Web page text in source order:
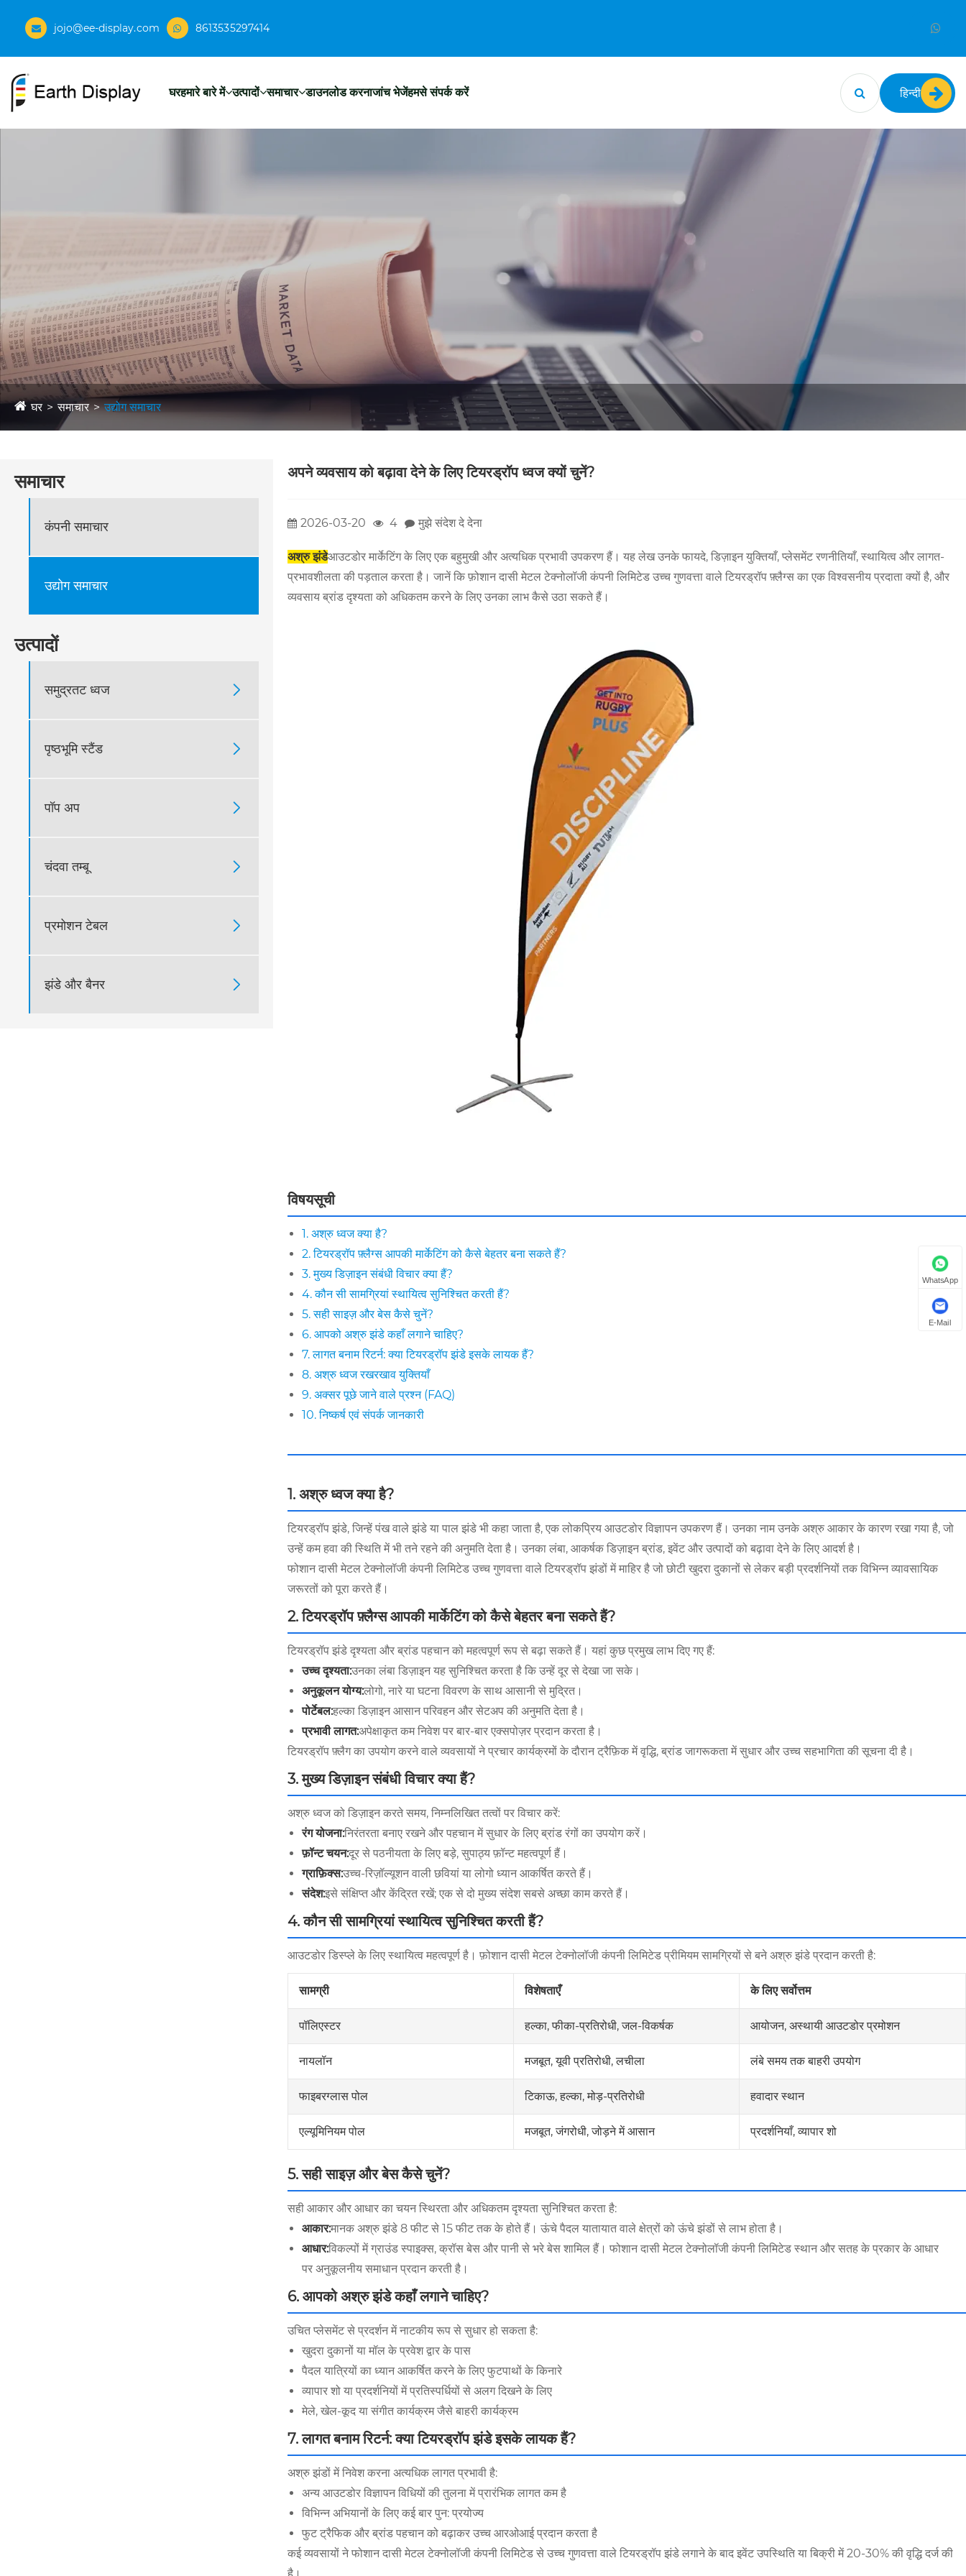
jojo@ee-display.com 8613535297414
घरहमारे बारे में उत्पादों समाचार डाउनलोड करनाजांच भेजेंहमसे संपर्क करें हिन्दी
घर समाचार उद्योग समाचार
समाचार
कंपनी समाचार
उद्योग समाचार
उत्पादों
समुद्रतट ध्वज 
पृष्ठभूमि स्टैंड 
पॉप अप 
चंदवा तम्बू 
प्रमोशन टेबल 
झंडे और बैनर 
अपने व्यवसाय को बढ़ावा देने के लिए टियरड्रॉप ध्वज क्यों चुनें?
2026-03-20 4 मुझे संदेश दे देना
अश्रु झंडेआउटडोर मार्केटिंग के लिए एक बहुमुखी और अत्यधिक प्रभावी उपकरण हैं। यह लेख उनके फायदे, डिज़ाइन युक्तियाँ, प्लेसमेंट रणनीतियाँ, स्थायित्व और लागत-
प्रभावशीलता की पड़ताल करता है। जानें कि फ़ोशान दासी मेटल टेक्नोलॉजी कंपनी लिमिटेड उच्च गुणवत्ता वाले टियरड्रॉप फ़्लैग्स का एक विश्वसनीय प्रदाता क्यों है, और
व्यवसाय ब्रांड दृश्यता को अधिकतम करने के लिए उनका लाभ कैसे उठा सकते हैं।
विषयसूची
1. अश्रु ध्वज क्या है?
2. टियरड्रॉप फ़्लैग्स आपकी मार्केटिंग को कैसे बेहतर बना सकते हैं?
3. मुख्य डिज़ाइन संबंधी विचार क्या हैं?
4. कौन सी सामग्रियां स्थायित्व सुनिश्चित करती हैं?
5. सही साइज़ और बेस कैसे चुनें?
6. आपको अश्रु झंडे कहाँ लगाने चाहिए?
7. लागत बनाम रिटर्न: क्या टियरड्रॉप झंडे इसके लायक हैं?
8. अश्रु ध्वज रखरखाव युक्तियाँ
9. अक्सर पूछे जाने वाले प्रश्न (FAQ)
10. निष्कर्ष एवं संपर्क जानकारी
1. अश्रु ध्वज क्या है?
टियरड्रॉप झंडे, जिन्हें पंख वाले झंडे या पाल झंडे भी कहा जाता है, एक लोकप्रिय आउटडोर विज्ञापन उपकरण हैं। उनका नाम उनके अश्रु आकार के कारण रखा गया है, जो
उन्हें कम हवा की स्थिति में भी तने रहने की अनुमति देता है। उनका लंबा, आकर्षक डिज़ाइन ब्रांड, इवेंट और उत्पादों को बढ़ावा देने के लिए आदर्श है।
फोशान दासी मेटल टेक्नोलॉजी कंपनी लिमिटेड उच्च गुणवत्ता वाले टियरड्रॉप झंडों में माहिर है जो छोटी खुदरा दुकानों से लेकर बड़ी प्रदर्शनियों तक विभिन्न व्यावसायिक
जरूरतों को पूरा करते हैं।
2. टियरड्रॉप फ़्लैग्स आपकी मार्केटिंग को कैसे बेहतर बना सकते हैं?
टियरड्रॉप झंडे दृश्यता और ब्रांड पहचान को महत्वपूर्ण रूप से बढ़ा सकते हैं। यहां कुछ प्रमुख लाभ दिए गए हैं:
उच्च दृश्यता:उनका लंबा डिज़ाइन यह सुनिश्चित करता है कि उन्हें दूर से देखा जा सके।
अनुकूलन योग्य:लोगो, नारे या घटना विवरण के साथ आसानी से मुद्रित।
पोर्टेबल:हल्का डिज़ाइन आसान परिवहन और सेटअप की अनुमति देता है।
प्रभावी लागत:अपेक्षाकृत कम निवेश पर बार-बार एक्सपोज़र प्रदान करता है।
टियरड्रॉप फ़्लैग का उपयोग करने वाले व्यवसायों ने प्रचार कार्यक्रमों के दौरान ट्रैफ़िक में वृद्धि, ब्रांड जागरूकता में सुधार और उच्च सहभागिता की सूचना दी है।
3. मुख्य डिज़ाइन संबंधी विचार क्या हैं?
अश्रु ध्वज को डिज़ाइन करते समय, निम्नलिखित तत्वों पर विचार करें:
रंग योजना:निरंतरता बनाए रखने और पहचान में सुधार के लिए ब्रांड रंगों का उपयोग करें।
फ़ॉन्ट चयन:दूर से पठनीयता के लिए बड़े, सुपाठ्य फ़ॉन्ट महत्वपूर्ण हैं।
ग्राफ़िक्स:उच्च-रिज़ॉल्यूशन वाली छवियां या लोगो ध्यान आकर्षित करते हैं।
संदेश:इसे संक्षिप्त और केंद्रित रखें; एक से दो मुख्य संदेश सबसे अच्छा काम करते हैं।
4. कौन सी सामग्रियां स्थायित्व सुनिश्चित करती हैं?
आउटडोर डिस्प्ले के लिए स्थायित्व महत्वपूर्ण है। फ़ोशान दासी मेटल टेक्नोलॉजी कंपनी लिमिटेड प्रीमियम सामग्रियों से बने अश्रु झंडे प्रदान करती है:
सामग्री विशेषताएँ के लिए सर्वोत्तम
पॉलिएस्टर हल्का, फीका-प्रतिरोधी, जल-विकर्षक आयोजन, अस्थायी आउटडोर प्रमोशन
नायलॉन मजबूत, यूवी प्रतिरोधी, लचीला लंबे समय तक बाहरी उपयोग
फाइबरग्लास पोल टिकाऊ, हल्का, मोड़-प्रतिरोधी हवादार स्थान
एल्यूमिनियम पोल मजबूत, जंगरोधी, जोड़ने में आसान प्रदर्शनियाँ, व्यापार शो
5. सही साइज़ और बेस कैसे चुनें?
सही आकार और आधार का चयन स्थिरता और अधिकतम दृश्यता सुनिश्चित करता है:
आकार:मानक अश्रु झंडे 8 फीट से 15 फीट तक के होते हैं। ऊंचे पैदल यातायात वाले क्षेत्रों को ऊंचे झंडों से लाभ होता है।
आधार:विकल्पों में ग्राउंड स्पाइक्स, क्रॉस बेस और पानी से भरे बेस शामिल हैं। फोशान दासी मेटल टेक्नोलॉजी कंपनी लिमिटेड स्थान और सतह के प्रकार के आधार
पर अनुकूलनीय समाधान प्रदान करती है।
6. आपको अश्रु झंडे कहाँ लगाने चाहिए?
उचित प्लेसमेंट से प्रदर्शन में नाटकीय रूप से सुधार हो सकता है:
खुदरा दुकानों या मॉल के प्रवेश द्वार के पास
पैदल यात्रियों का ध्यान आकर्षित करने के लिए फुटपाथों के किनारे
व्यापार शो या प्रदर्शनियों में प्रतिस्पर्धियों से अलग दिखने के लिए
मेले, खेल-कूद या संगीत कार्यक्रम जैसे बाहरी कार्यक्रम
7. लागत बनाम रिटर्न: क्या टियरड्रॉप झंडे इसके लायक हैं?
अश्रु झंडों में निवेश करना अत्यधिक लागत प्रभावी है:
अन्य आउटडोर विज्ञापन विधियों की तुलना में प्रारंभिक लागत कम है
विभिन्न अभियानों के लिए कई बार पुन: प्रयोज्य
फुट ट्रैफिक और ब्रांड पहचान को बढ़ाकर उच्च आरओआई प्रदान करता है
कई व्यवसायों ने फोशान दासी मेटल टेक्नोलॉजी कंपनी लिमिटेड से उच्च गुणवत्ता वाले टियरड्रॉप झंडे लगाने के बाद इवेंट उपस्थिति या बिक्री में 20-30% की वृद्धि दर्ज की
WhatsApp
E-Mail